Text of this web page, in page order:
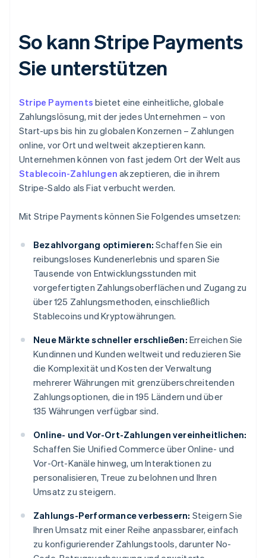
So kann Stripe Payments
Sie unterstützen
Stripe Payments bietet eine einheitliche, globale
Zahlungslösung, mit der jedes Unternehmen – von
Start-ups bis hin zu globalen Konzernen – Zahlungen
online, vor Ort und weltweit akzeptieren kann.
Unternehmen können von fast jedem Ort der Welt aus
Stablecoin-Zahlungen akzeptieren, die in ihrem
Stripe-Saldo als Fiat verbucht werden.
Mit Stripe Payments können Sie Folgendes umsetzen:
Bezahlvorgang optimieren: Schaffen Sie ein
reibungsloses Kundenerlebnis und sparen Sie
Tausende von Entwicklungsstunden mit
vorgefertigten Zahlungsoberflächen und Zugang zu
über 125 Zahlungsmethoden, einschließlich
Stablecoins und Kryptowährungen.
Neue Märkte schneller erschließen: Erreichen Sie
Kundinnen und Kunden weltweit und reduzieren Sie
die Komplexität und Kosten der Verwaltung
mehrerer Währungen mit grenzüberschreitenden
Zahlungsoptionen, die in 195 Ländern und über
135 Währungen verfügbar sind.
Online- und Vor-Ort-Zahlungen vereinheitlichen:
Schaffen Sie Unified Commerce über Online- und
Vor-Ort-Kanäle hinweg, um Interaktionen zu
personalisieren, Treue zu belohnen und Ihren
Umsatz zu steigern.
Zahlungs-Performance verbessern: Steigern Sie
Ihren Umsatz mit einer Reihe anpassbarer, einfach
zu konfigurierender Zahlungstools, darunter No-